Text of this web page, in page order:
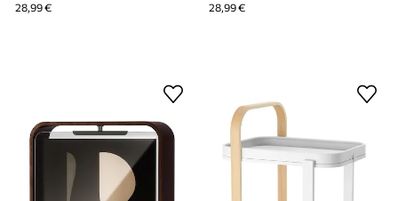
28,99 € 28,99 €